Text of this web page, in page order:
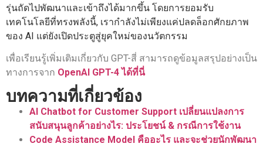
รุ่นถัดไปพัฒนาและเข้าถึงได้มากขึ้น โดยการยอมรับ
เทคโนโลยีที่ทรงพลังนี้, เรากำลังไม่เพียงแค่ปลดล็อกศักยภาพ
ของ AI แต่ยังเปิดประตูสู่ยุคใหม่ของนวัตกรรม
เพื่อเรียนรู้เพิ่มเติมเกี่ยวกับ GPT-สี่ สามารถดูข้อมูลสรุปอย่างเป็น
ทางการจาก OpenAI GPT-4 ได้ที่นี่
บทความที่เกี่ยวข้อง
AI Chatbot for Customer Support เปลี่ยนแปลงการ
สนับสนุนลูกค้าอย่างไร: ประโยชน์ & กรณีการใช้งาน
Code Assistance Model คืออะไร และจะช่วยนักพัฒนา